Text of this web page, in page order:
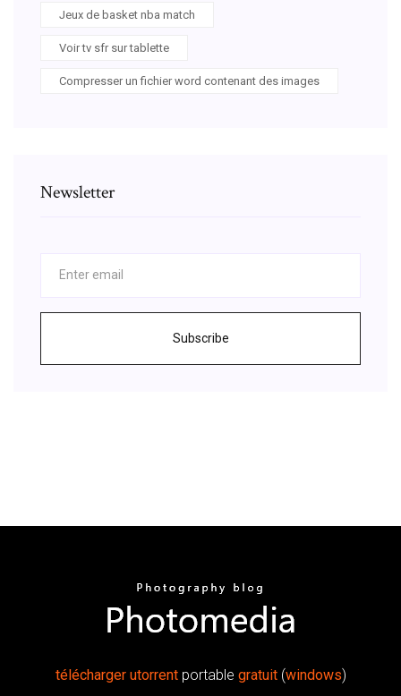
Jeux de basket nba match
Voir tv sfr sur tablette
Compresser un fichier word contenant des images
Newsletter
Subscribe
télécharger utorrentportable gratuit(windows)